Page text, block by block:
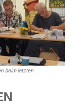
beim letzten